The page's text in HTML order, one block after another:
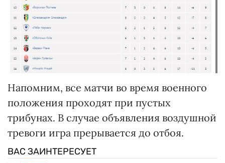
Напомним, все матчи во время военного
положения проходят при пустых
трибунах. В случае объявления воздушной
тревоги игра прерывается до отбоя.
ВАС ЗАИНТЕРЕСУЕТ